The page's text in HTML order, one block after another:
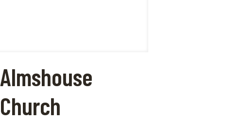
Almshouse
Church